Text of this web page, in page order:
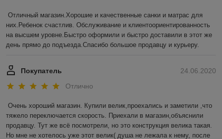
Отличный магазин.Хорошие и качественные санки и матрас для
них.Ребенок счастлив. Обслуживание и клиентоориентированность
на высшем уровне.Быстро оформили и быстро доставили в этот же
день прямо до подъезда.Спасибо большое продавцу и курьеру.
24.06.2020
Покупатель
Отлично
Очень хороший магазин. Купили велик,проехались и заметили ,что
тяжело переключается скорость. Приехали в магазин,объяснили
продавцу. Тут же всё посмотрели, но это конструкция велика такая.
Но мне не хотелось уже этот велик( душа не лежала к нему, после